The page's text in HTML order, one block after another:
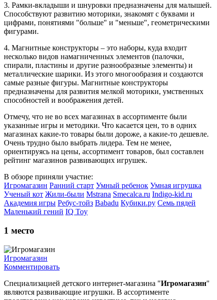
3. Рамки-вкладыши и шнуровки предназначены для малышей.
Способствуют развитию моторики, знакомят с буквами и
цифрами, понятиями "больше" и "меньше", геометрическими
фигурами.
4. Магнитные конструкторы – это наборы, куда входит
несколько видов намагниченных элементов (палочки,
спирали, пластины и другие разнообразные элементы) и
металлические шарики. Из этого многообразия и создаются
самые разные фигуры. Магнитные конструкторы
предназначены для развития мелкой моторики, умственных
способностей и воображения детей.
Отмечу, что не во всех магазинах в ассортименте были
указанные игры и методики. Что касается цен, то в одних
магазинах какие-то товары были дороже, а какие-то дешевле.
Очень трудно было выбрать лидера. Тем не менее,
ориентируясь на цены, ассортимент товаров, был составлен
рейтинг магазинов развивающих игрушек.
В обзоре приняли участие:
Игромагазин Ранний старт Умный ребенок Умная игрушка
Ученый кот Жили-были Mstrana Smecalca.ru Indigo-kid.ru
Академия игры Ребус-тойз Babadu Кубики.ру Семь пядей
Маленький гений IQ Toy
1 место
Игромагазин
Комментировать
Специализацией детского интернет-магазина "Игромагазин"
являются развивающие игрушки. В ассортименте